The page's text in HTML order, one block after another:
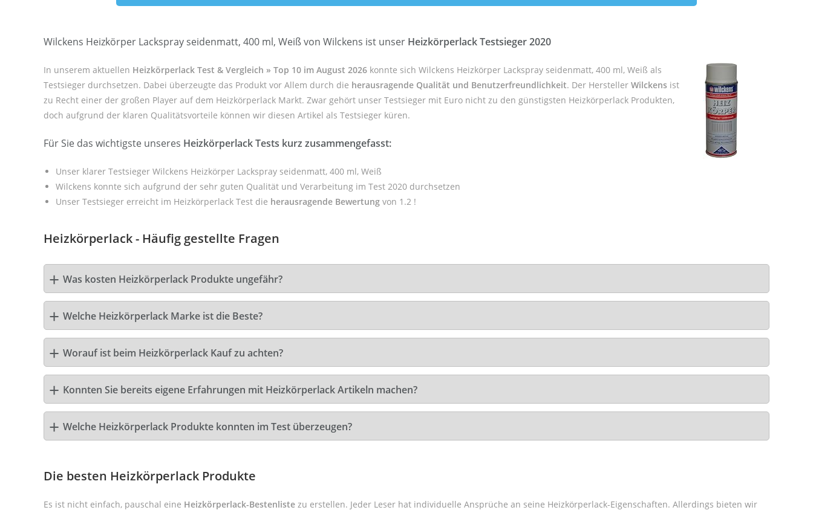
Wilckens Heizkörper Lackspray seidenmatt, 400 ml, Weiß von Wilckens ist unser Heizkörperlack Testsieger 2020
In unserem aktuellen Heizkörperlack Test & Vergleich » Top 10 im August 2026 konnte sich Wilckens Heizkörper Lackspray seidenmatt, 400 ml, Weiß als
Testsieger durchsetzen. Dabei überzeugte das Produkt vor Allem durch die herausragende Qualität und Benutzerfreundlichkeit. Der Hersteller Wilckens ist
zu Recht einer der großen Player auf dem Heizkörperlack Markt. Zwar gehört unser Testsieger mit Euro nicht zu den günstigsten Heizkörperlack Produkten,
doch aufgrund der klaren Qualitätsvorteile können wir diesen Artikel als Testsieger küren.
Für Sie das wichtigste unseres Heizkörperlack Tests kurz zusammengefasst:
Unser klarer Testsieger Wilckens Heizkörper Lackspray seidenmatt, 400 ml, Weiß
Wilckens konnte sich aufgrund der sehr guten Qualität und Verarbeitung im Test 2020 durchsetzen
Unser Testsieger erreicht im Heizkörperlack Test die herausragende Bewertung von 1.2 !
Heizkörperlack - Häufig gestellte Fragen
Was kosten Heizkörperlack Produkte ungefähr?
Welche Heizkörperlack Marke ist die Beste?
Worauf ist beim Heizkörperlack Kauf zu achten?
Konnten Sie bereits eigene Erfahrungen mit Heizkörperlack Artikeln machen?
Welche Heizkörperlack Produkte konnten im Test überzeugen?
Die besten Heizkörperlack Produkte
Es ist nicht einfach, pauschal eine Heizkörperlack-Bestenliste zu erstellen. Jeder Leser hat individuelle Ansprüche an seine Heizkörperlack-Eigenschaften. Allerdings bieten wir